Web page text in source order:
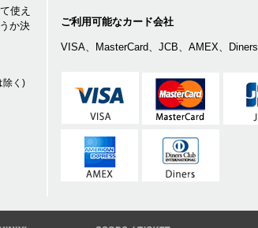
使え
か決
除く)
ご利用可能なカード会社
VISA、MasterCard、JCB、AMEX、Diners